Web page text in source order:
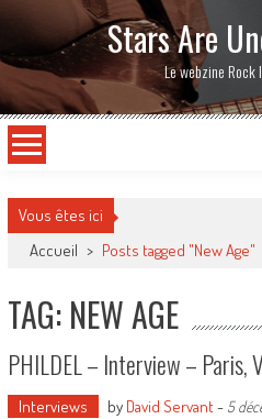
Stars Are
Le webzine Rock
Vous êtes ici
Accueil > Posts tagged "New Age"
TAG: NEW AGE
PHILDEL – Interview – Paris,
Interviews by David Servant- 5